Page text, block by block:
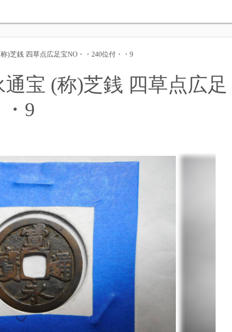
)芝銭 四草点広足宝NO・・240位付・・9
宝 (称)芝銭 四草点広足
9